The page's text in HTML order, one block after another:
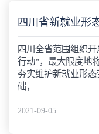
四川省新就业形
四川全省范围组织
行动”，最大限度地
夯实维护新就业形
础，
2021-09-05